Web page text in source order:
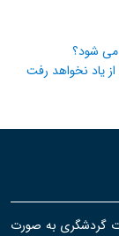
می شود؟
یاد نخواهد رفت
گردشگری به صورت